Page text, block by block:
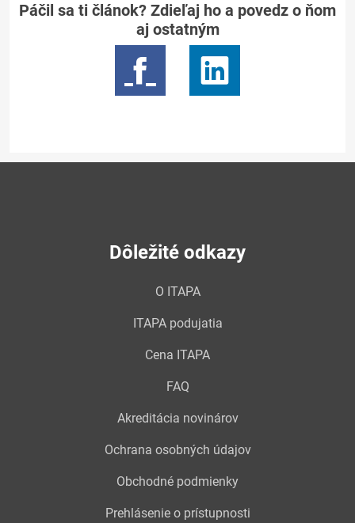
Páčil sa ti článok? Zdieľaj ho a povedz o ňom
aj ostatným
Dôležité odkazy
O ITAPA
ITAPA podujatia
Cena ITAPA
FAQ
Akreditácia novinárov
Ochrana osobných údajov
Obchodné podmienky
Prehlásenie o prístupnosti